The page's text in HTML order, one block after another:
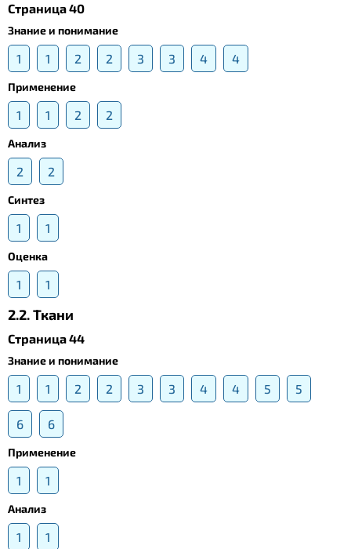
Страница 40
Знание и понимание
1 1 2 2 3 3 4 4
Применение
1 1 2 2
Анализ
2 2
Синтез
1 1
Оценка
1 1
2.2. Ткани
Страница 44
Знание и понимание
1 1 2 2 3 3 4 4 5 5
6 6
Применение
1 1
Анализ
1 1